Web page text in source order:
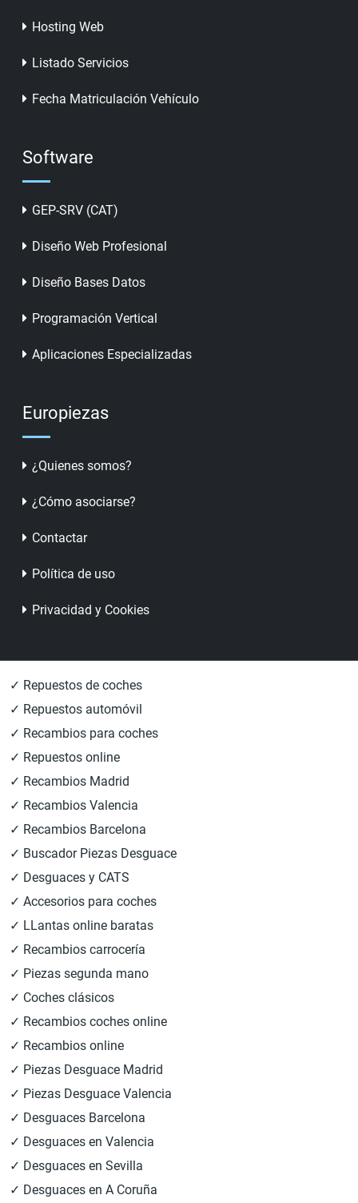
Hosting Web
Listado Servicios
Fecha Matriculación Vehículo
Software
GEP-SRV (CAT)
Diseño Web Profesional
Diseño Bases Datos
Programación Vertical
Aplicaciones Especializadas
Europiezas
¿Quienes somos?
¿Cómo asociarse?
Contactar
Política de uso
Privacidad y Cookies
✓ Repuestos de coches
✓ Repuestos automóvil
✓ Recambios para coches
✓ Repuestos online
✓ Recambios Madrid
✓ Recambios Valencia
✓ Recambios Barcelona
✓ Buscador Piezas Desguace
✓ Desguaces y CATS
✓ Accesorios para coches
✓ LLantas online baratas
✓ Recambios carrocería
✓ Piezas segunda mano
✓ Coches clásicos
✓ Recambios coches online
✓ Recambios online
✓ Piezas Desguace Madrid
✓ Piezas Desguace Valencia
✓ Desguaces Barcelona
✓ Desguaces en Valencia
✓ Desguaces en Sevilla
✓ Desguaces en A Coruña